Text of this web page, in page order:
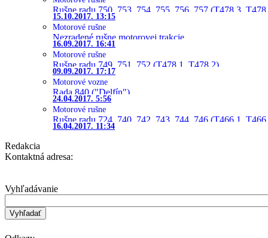
Rušne radu 750, 753, 754, 755, 756, 757 (T478.3,
15.10.2017. 13:15
Motorové rušne
Nezradené rušne motorovej trakcie
16.09.2017. 16:41
Motorové rušne
Rušne radu 749, 751, 752 (T478.1, T478.2)
09.09.2017. 17:17
Motorové vozne
Rada 840 ("Delfín")
24.04.2017. 5:56
Motorové rušne
Rušne radu 724, 740, 742, 743, 744, 746 (T466.1,
16.04.2017. 11:34
Redakcia
Kontaktná adresa:
Vyhľadávanie